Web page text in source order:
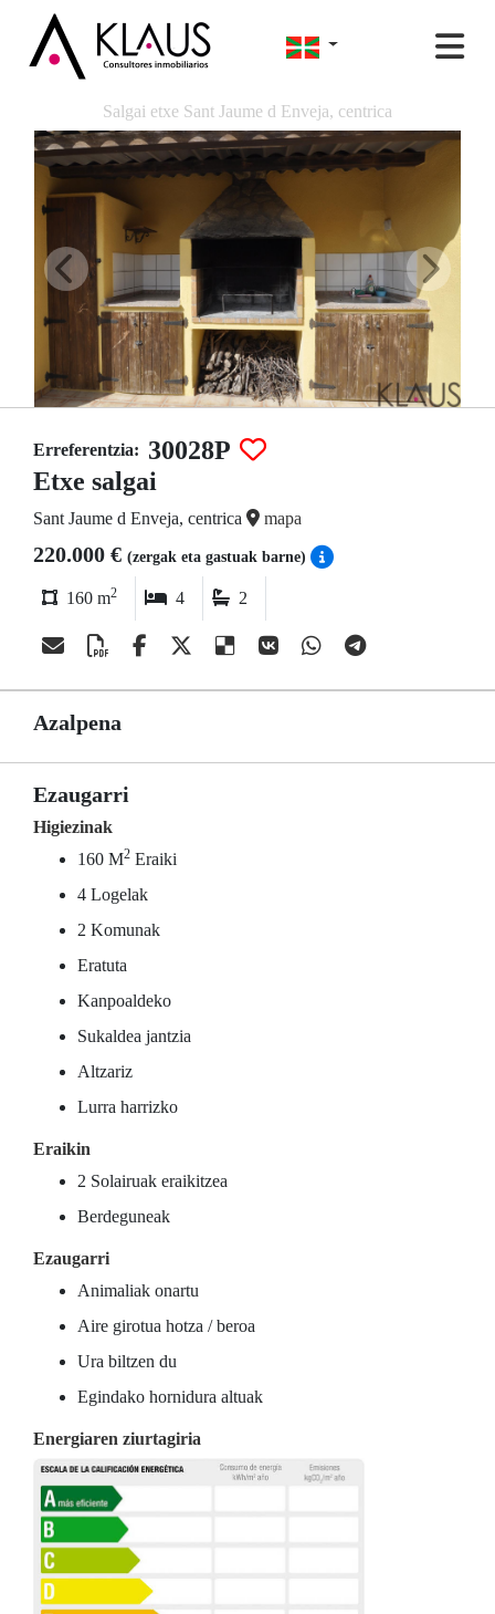
Salgai etxe Sant Jaume d Enveja, centrica
Erreferentzia: 30028P
Etxe salgai
Sant Jaume d Enveja, centrica mapa
220.000 € (zergak eta gastuak barne)
160 m2 4 2
Azalpena
Ezaugarri
Higiezinak
160 M2 Eraiki
4 Logelak
2 Komunak
Eratuta
Kanpoaldeko
Sukaldea jantzia
Altzariz
Lurra harrizko
Eraikin
2 Solairuak eraikitzea
Berdeguneak
Ezaugarri
Animaliak onartu
Aire girotua hotza / beroa
Ura biltzen du
Egindako hornidura altuak
Energiaren ziurtagiria